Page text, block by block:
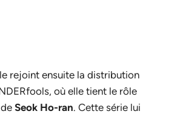
rejoint ensuite la distribution
, où elle tient le rôle
Seok Ho-ran. Cette série lui